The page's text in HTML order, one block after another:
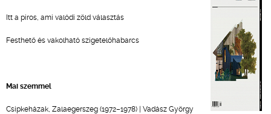
TERVEZÉSI SEGÉDLETEK
Itt a piros, ami valódi zöld választás
Festhető és vakolható szigetelőhabarcs
Mai szemmel
Csipkeházak, Zalaegerszeg (1972–1978) | Vadász György